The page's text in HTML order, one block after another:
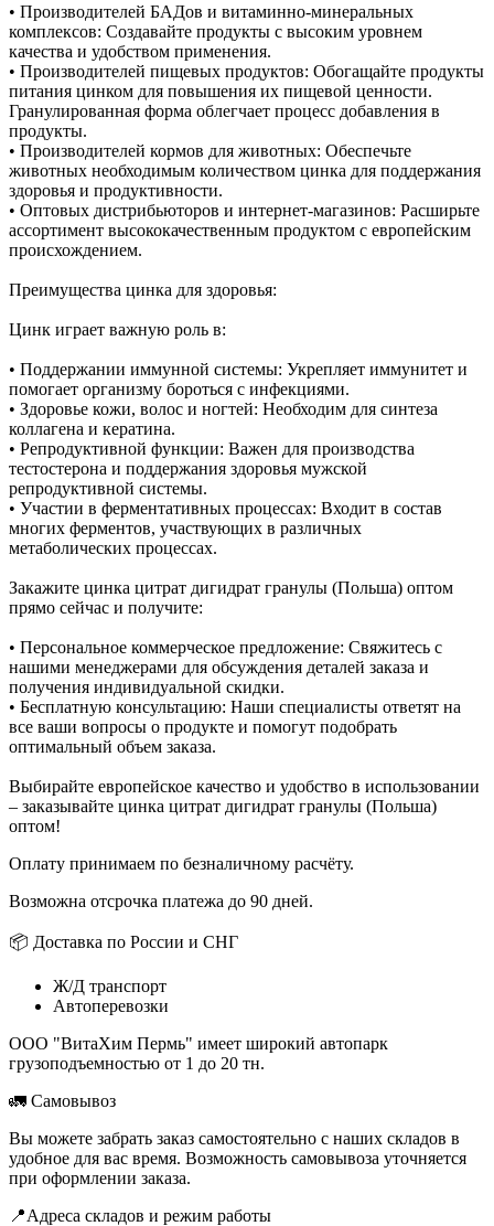
• Производителей БАДов и витаминно-минеральных
комплексов: Создавайте продукты с высоким уровнем
качества и удобством применения.
• Производителей пищевых продуктов: Обогащайте продукты
питания цинком для повышения их пищевой ценности.
Гранулированная форма облегчает процесс добавления в
продукты.
• Производителей кормов для животных: Обеспечьте
животных необходимым количеством цинка для поддержания
здоровья и продуктивности.
• Оптовых дистрибьюторов и интернет-магазинов: Расширьте
ассортимент высококачественным продуктом с европейским
происхождением.
Преимущества цинка для здоровья:
Цинк играет важную роль в:
• Поддержании иммунной системы: Укрепляет иммунитет и
помогает организму бороться с инфекциями.
• Здоровье кожи, волос и ногтей: Необходим для синтеза
коллагена и кератина.
• Репродуктивной функции: Важен для производства
тестостерона и поддержания здоровья мужской
репродуктивной системы.
• Участии в ферментативных процессах: Входит в состав
многих ферментов, участвующих в различных
метаболических процессах.
Закажите цинка цитрат дигидрат гранулы (Польша) оптом
прямо сейчас и получите:
• Персональное коммерческое предложение: Свяжитесь с
нашими менеджерами для обсуждения деталей заказа и
получения индивидуальной скидки.
• Бесплатную консультацию: Наши специалисты ответят на
все ваши вопросы о продукте и помогут подобрать
оптимальный объем заказа.
Выбирайте европейское качество и удобство в использовании
– заказывайте цинка цитрат дигидрат гранулы (Польша)
оптом!
Оплату принимаем по безналичному расчёту.
Возможна отсрочка платежа до 90 дней.
📦 Доставка по России и СНГ
Ж/Д транспорт
Автоперевозки
ООО "ВитаХим Пермь" имеет широкий автопарк
грузоподъемностью от 1 до 20 тн.
🚛 Самовывоз
Вы можете забрать заказ самостоятельно с наших складов в
удобное для вас время. Возможность самовывоза уточняется
при оформлении заказа.
📍Адреса складов и режим работы